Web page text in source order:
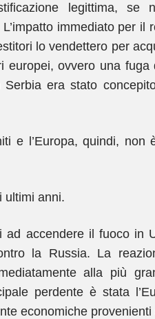
legittima, se
immediato per il
lo vendettero per
ovvero una fuga
era stato
e l’Europa, quindi, non
ultimi anni.
accendere il fuoco in
la Russia. La
alla più
perdente è stata
economiche